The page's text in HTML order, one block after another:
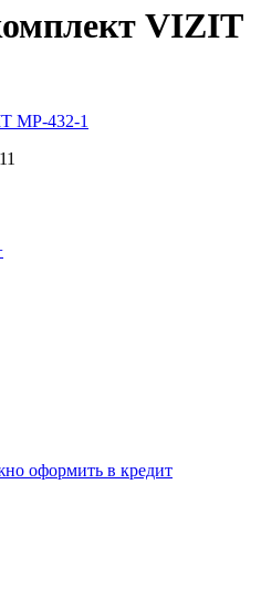
VIZIT
оформить в кредит